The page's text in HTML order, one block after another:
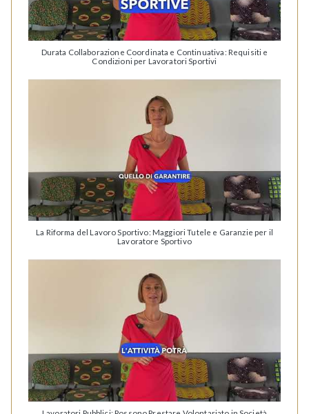
Durata Collaborazione Coordinata e Continuativa: Requisiti e
Condizioni per Lavoratori Sportivi
La Riforma del Lavoro Sportivo: Maggiori Tutele e Garanzie per il
Lavoratore Sportivo